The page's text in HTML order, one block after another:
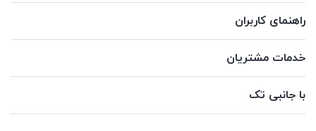
راهنمای کاربران
خدمات مشتریان
با جانبی تک